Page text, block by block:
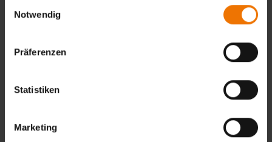
Notwendig
Präferenzen
Statistiken
Marketing
Zur Qualifizierung von Schweißverfahren und Personal
kann ein spezifisches Angebot durch die entsprechende
Erlangung einer weltweit anerkannten Qualifizierung durch eine